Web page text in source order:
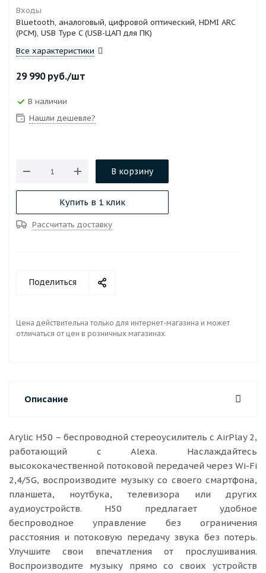
Входы
Bluetooth, аналоговый, цифровой оптический, HDMI ARC
(PCM), USB Type C (USB-ЦАП для ПК)
Все характеристики
29 990руб./шт
В наличии
Нашли дешевле?
В корзину
Купить в 1 клик
Рассчитать доставку
Поделиться
Цена действительна только для интернет-магазина и может
отличаться от цен в розничных магазинах
Описание
Arylic H50 – беспроводной стереоусилитель с AirPlay 2,
работающий с Alexa. Наслаждайтесь
высококачественной потоковой передачей через Wi-Fi
2,4/5G, воспроизводите музыку со своего смартфона,
планшета, ноутбука, телевизора или других
аудиоустройств. H50 предлагает удобное
беспроводное управление без ограничения
расстояния и потоковую передачу звука без потерь.
Улучшите свои впечатления от прослушивания.
Воспроизводите музыку прямо со своих устройств